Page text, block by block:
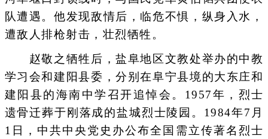
队遭遇。他发现敌情后，临危不惧，纵身入水，
遭敌人排枪射击，壮烈牺牲。
赵敬之牺牲后，盐阜地区文教处举办的中教
学习会和建阳县委，分别在阜宁县境的大东庄和
建阳县的海南中学召开追悼会。1957年，烈士
遗骨迁葬于刚落成的盐城烈士陵园。1984年7月
1日，中共中央党史办公布全国需立传著名烈士